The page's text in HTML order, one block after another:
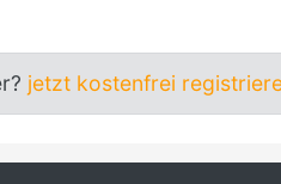
jetzt kostenfrei